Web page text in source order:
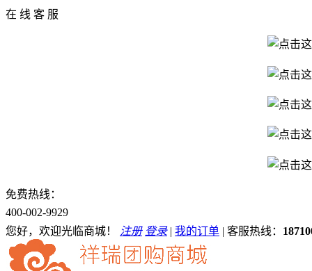
在 线 客 服
免费热线：
400-002-9929
您好，欢迎光临商城！
注册 登录 | 我的订单 | 客服热线：